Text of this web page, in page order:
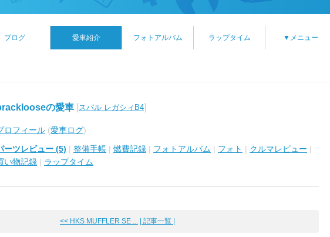
ブログ 愛車紹介 フォトアルバム ラップタイム ▼メニュー
の愛車 [スバル レガシィB4]
ロフィール (愛車ログ)
ーツレビュー (5) | 整備手帳 | 燃費記録 | フォトアルバム | フォト | クルマレビュー |
い物記録 | ラップタイム
<< HKS MUFFLER SE ... | 記事一覧 |